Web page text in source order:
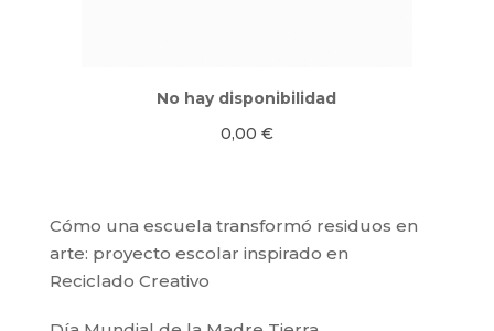
No hay disponibilidad
0,00 €
Cómo una escuela transformó residuos en
arte: proyecto escolar inspirado en
Reciclado Creativo